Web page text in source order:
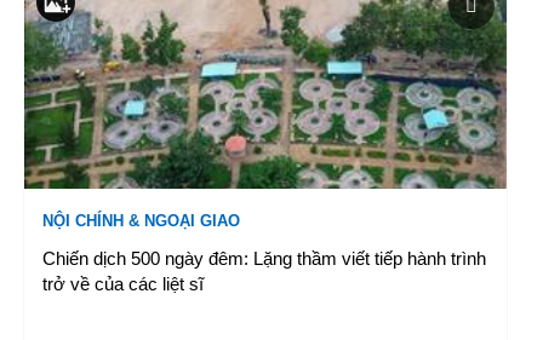
NỘI CHÍNH & NGOẠI GIAO
Chiến dịch 500 ngày đêm: Lặng thầm viết tiếp hành trình
trở về của các liệt sĩ